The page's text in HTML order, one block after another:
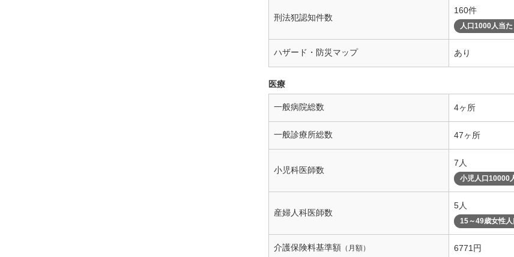
刑法犯認知件数
160件
人口1000人当た
ハザード・防災マップ あり
医療
一般病院総数 4ヶ所
一般診療所総数 47ヶ所
小児科医師数
7人
小児人口10000
産婦人科医師数
5人
15～49歳女性
介護保険料基準額 （月額） 6771円